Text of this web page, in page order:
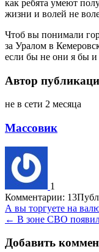
как ребята умеют
жизни и волей не
Чтоб вы понимали
за Уралом в
если бы не они я бы и
Автор
не в сети 2 месяца
Массовик
1
Комментарии: 13
Навигация
по
записям
А вы торгуете на
← В зоне СВО
Добавить